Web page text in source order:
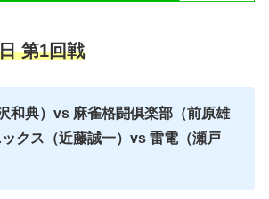
第1回戦
和典）vs 麻雀格闘倶楽部（前原雄
クス（近藤誠一）vs 雷電（瀬戸